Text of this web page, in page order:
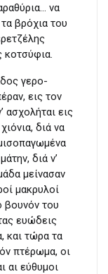
να
βρόχια του
κοτσύφια.
γερο-
εις τον
ασχολήται εις
διά να
διά ν’
μείνασαν
μακρυλοί
βουνόν του
ευώδεις
και τώρα τα
πτέρωμα, οι
αι εύθυμοι